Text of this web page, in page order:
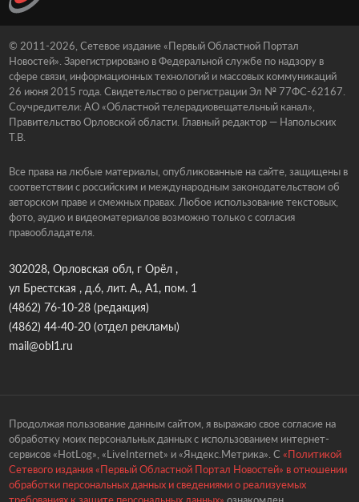
© 2011-2026, Сетевое издание «Первый Областной Портал
Новостей». Зарегистрировано в Федеральной службе по надзору в
сфере связи, информационных технологий и массовых коммуникаций
26 июня 2015 года. Свидетельство о регистрации Эл № 77ФС-62167.
Соучредители: АО «Областной телерадиовещательный канал»,
Правительство Орловской области. Главный редактор — Напольских
Т.В.
Все права на любые материалы, опубликованные на сайте, защищены в
соответствии с российским и международным законодательством об
авторском праве и смежных правах. Любое использование текстовых,
фото, аудио и видеоматериалов возможно только с согласия
правообладателя.
302028, Орловская обл, г Орёл ,
ул Брестская , д.6, лит. А., А1, пом. 1
(4862) 76-10-28(редакция)
(4862) 44-40-20(отдел рекламы)
mail@obl1.ru
Продолжая пользование данным сайтом, я выражаю свое согласие на
обработку моих персональных данных с использованием интернет-
сервисов «HotLog», «LiveInternet» и «Яндекс.Метрика». С «Политикой
Сетевого издания «Первый Областной Портал Новостей» в отношении
обработки персональных данных и сведениями о реализуемых
требованиях к защите персональных данных» ознакомлен.